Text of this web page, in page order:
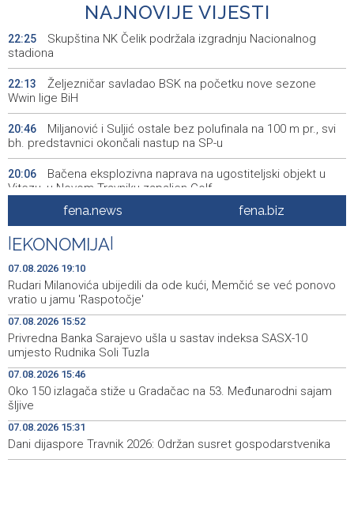
NAJNOVIJE VIJESTI
22:25
Skupština NK Čelik podržala izgradnju Nacionalnog
stadiona
22:13
Željezničar savladao BSK na početku nove sezone
Wwin lige BiH
20:46
Miljanović i Suljić ostale bez polufinala na 100 m pr., svi
bh. predstavnici okončali nastup na SP-u
20:06
Bačena eksplozivna naprava na ugostiteljski objekt u
Vitezu, u Novom Travniku zapaljen Golf
Galerija ULUPUBiH otvara novu izlagačku sezonu,
predstavlja novi izlagački program
19:44 Faris Dževahirić novi nogometaš Veleža
19:21 Announcement of events for Saturday, 8 August 2026
19:10
Rudari Milanovića ubijedili da ode kući, Memčić se već
ponovo vratio u jamu 'Raspotočje'
19:03
Sarajevo Film Festival presents Kinoscope and
Kinoscope Surreal programs
19:00
fena.news fena.biz
EKONOMIJA
07.08.2026 19:10
Rudari Milanovića ubijedili da ode kući, Memčić se već ponovo
vratio u jamu 'Raspotočje'
07.08.2026 15:52
Privredna Banka Sarajevo ušla u sastav indeksa SASX-10
umjesto Rudnika Soli Tuzla
07.08.2026 15:46
Oko 150 izlagača stiže u Gradačac na 53. Međunarodni sajam
šljive
07.08.2026 15:31
Dani dijaspore Travnik 2026: Održan susret gospodarstvenika